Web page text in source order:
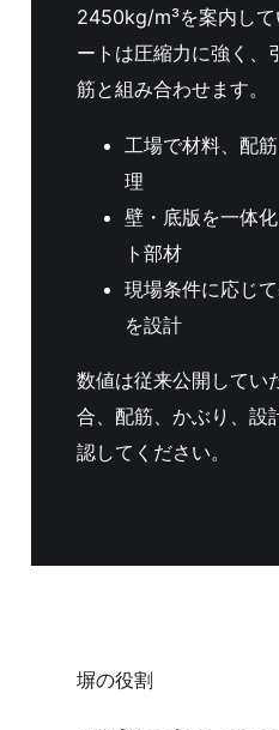
2450kg/m³を案内して
ートは圧縮力に強く、
筋と組み合わせます。
工場で材料、配
理
壁・底版を一体
ト部材
現場条件に応じ
を設計
数値は従来公開してい
合、配筋、かぶり、設
認してください。
塀の役割